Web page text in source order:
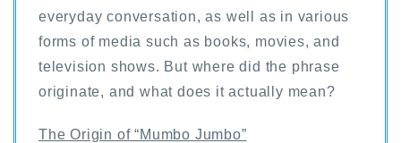
everyday conversation, as well as in various
forms of media such as books, movies, and
television shows. But where did the phrase
originate, and what does it actually mean?
The Origin of “Mumbo Jumbo”